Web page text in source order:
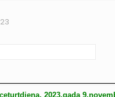
ceturtdiena, 2023.gada